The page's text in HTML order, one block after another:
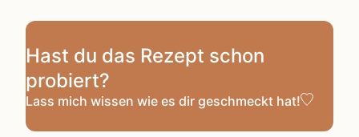
Hast du das Rezept schon
probiert?
Lass mich wissen wie es dir geschmeckt hat!